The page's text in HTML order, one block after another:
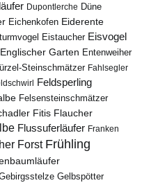
Dupontlerche Düne
Eichenkofen Eiderente
Eistaucher Eisvogel
Englischer Garten Entenweiher
Steinschmätzer Fahlsegler
Feldsperling
Felsensteinschmätzer
Fitis Flaucher
Flussuferläufer Franken
Forst Frühling
Gelbspötter